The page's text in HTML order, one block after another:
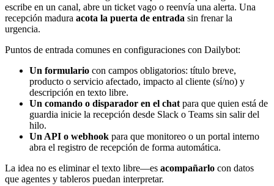
escribe en un canal, abre un ticket vago o reenvía una alerta. Una
recepción madura acota la puerta de entrada sin frenar la
urgencia.
Puntos de entrada comunes en configuraciones con Dailybot:
Un formulario con campos obligatorios: título breve,
producto o servicio afectado, impacto al cliente (sí/no) y
descripción en texto libre.
Un comando o disparador en el chatpara que quien está de
guardia inicie la recepción desde Slack o Teams sin salir del
hilo.
Un API o webhook para que monitoreo o un portal interno
abra el registro de recepción de forma automática.
La idea no es eliminar el texto libre—es acompañarlo con datos
que agentes y tableros puedan interpretar.